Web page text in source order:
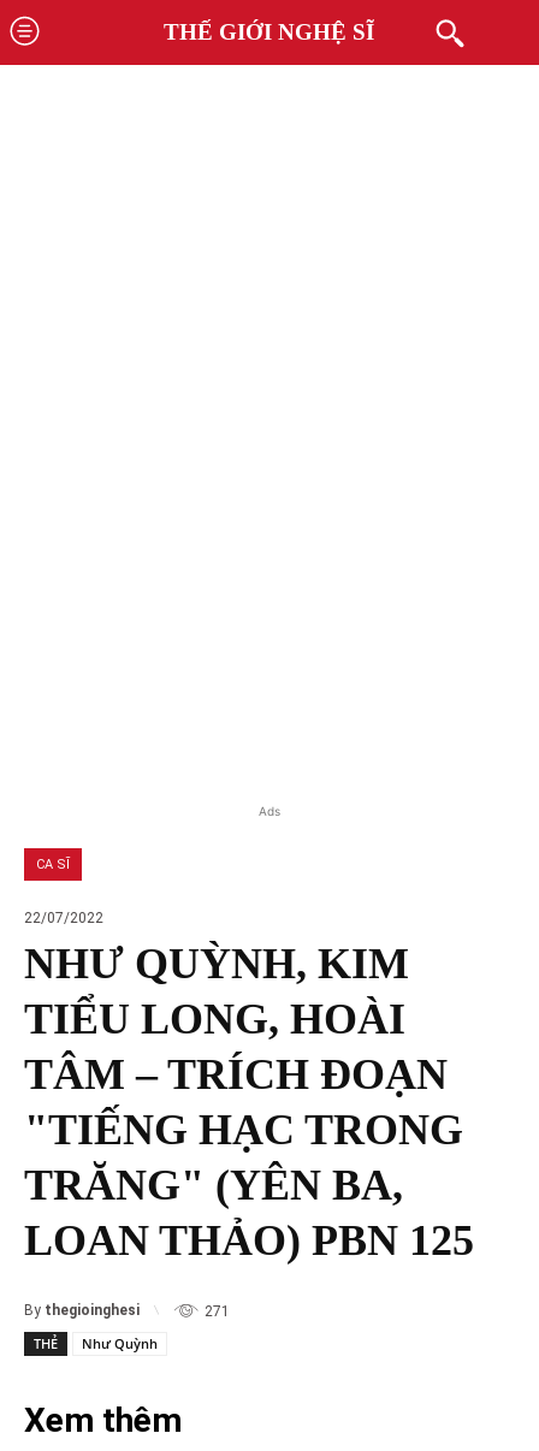
THẾ GIỚI NGHỆ SĨ
Ads
CA SĨ
22/07/2022
NHƯ QUỲNH, KIM
TIỂU LONG, HOÀI
TÂM – TRÍCH ĐOẠN
"TIẾNG HẠC TRONG
TRĂNG" (YÊN BA,
LOAN THẢO) PBN 125
By thegioinghesi 271
THẺ Như Quỳnh
Xem thêm